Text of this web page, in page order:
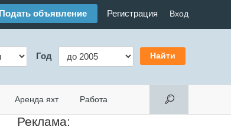
Подать объявление Регистрация Вход
Год
Аренда яхт Работа
Реклама: